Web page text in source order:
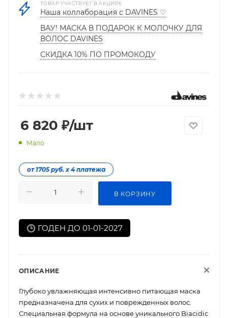
ТОВАР УЧАСТВУЕТ В АКЦИЯХ
Наша коллаборация с DAVINES ♡
ВАУ! МАСКА В ПОДАРОК К МОЛОЧКУ ДЛЯ
ВОЛОС DAVINES
СКИДКА 10% ПО ПРОМОКОДУ
6 820 ₽/шт
Мало
от 1705 руб. х 4 платежа
В КОРЗИНУ
ГОДЕН ДО 01-01-2027
ОПИСАНИЕ
Глубоко увлажняющая интенсивно питающая маска
предназначена для сухих и поврежденных волос.
Специальная формула на основе уникального Biacidic